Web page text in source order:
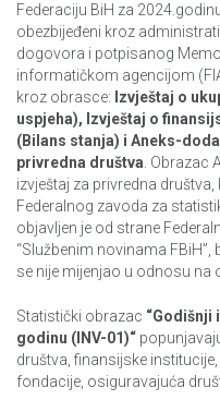
Federaciju BiH za
obezbijeđeni kroz
dogovora i potpisanog
informatičkom agencijom
kroz obrasce: Izvještaj o
uspjeha), Izvještaj o
(Bilans stanja) i Aneks-
privredna društva .
izvještaj za privredna
Federalnog zavoda za
objavljen je od strane
“Službenim novinama
se nije mijenjao u odnosu na
Statistički obrazac “Godišnji
godinu (INV-01)“
društva, finansijske
fondacije, osiguravajuća